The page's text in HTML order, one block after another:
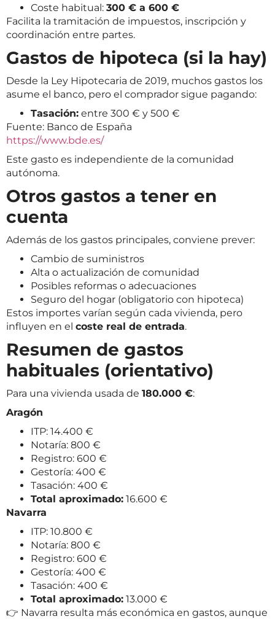
Coste habitual: 300 € a 600 €
Facilita la tramitación de impuestos, inscripción y
coordinación entre partes.
Gastos de hipoteca (si la hay)
Desde la Ley Hipotecaria de 2019, muchos gastos los
asume el banco, pero el comprador sigue pagando:
Tasación: entre 300 € y 500 €
Fuente: Banco de España
https://www.bde.es/
Este gasto es independiente de la comunidad
autónoma.
Otros gastos a tener en
cuenta
Además de los gastos principales, conviene prever:
Cambio de suministros
Alta o actualización de comunidad
Posibles reformas o adecuaciones
Seguro del hogar (obligatorio con hipoteca)
Estos importes varían según cada vivienda, pero
influyen en el coste real de entrada.
Resumen de gastos
habituales (orientativo)
Para una vivienda usada de 180.000 €:
Aragón
ITP: 14.400 €
Notaría: 800 €
Registro: 600 €
Gestoría: 400 €
Tasación: 400 €
Total aproximado: 16.600 €
Navarra
ITP: 10.800 €
Notaría: 800 €
Registro: 600 €
Gestoría: 400 €
Tasación: 400 €
Total aproximado: 13.000 €
👉 Navarra resulta más económica en gastos, aunque